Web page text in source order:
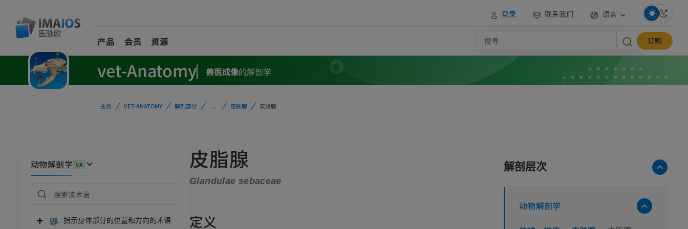
登录 联系我们 语言
产品 会员 资源 订购
vet-Anatomy 兽医成像的解剖学
主页 VET-ANATOMY 解剖部分 ... 皮肤腺 皮脂腺
动物解剖学 VA
指示身体部分的位置和方向的术语
皮脂腺
Glandulae sebaceae
定义
解剖层次
动物解剖学